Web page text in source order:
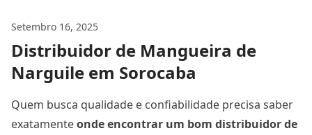
Setembro 16, 2025
Distribuidor de Mangueira de
Narguile em Sorocaba
Quem busca qualidade e confiabilidade precisa saber
exatamenteonde encontrar um bom distribuidor de